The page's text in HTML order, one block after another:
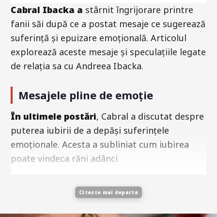
Cabral Ibacka a stârnit îngrijorare printre
fanii săi după ce a postat mesaje ce sugerează
suferință și epuizare emoțională. Articolul
explorează aceste mesaje și speculațiile legate
de relația sa cu Andreea Ibacka.
Mesajele pline de emoție
În ultimele postări, Cabral a discutat despre
puterea iubirii de a depăși suferințele
emoționale. Acesta a subliniat cum iubirea
poate vindeca răni adânci
Citeste mai departe